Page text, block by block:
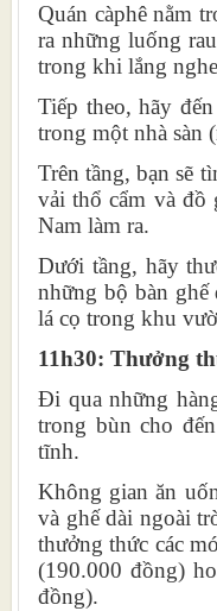
Quán càphê nằm
ra những luống
trong khi lắng
Tiếp theo, hãy
trong một nhà sàn
Trên tầng, bạn sẽ
vải thổ cẩm và đồ
Nam làm ra.
Dưới tầng, hãy
những bộ bàn
lá cọ trong khu
11h30: Thưởng
Đi qua những
trong bùn cho
tĩnh.
Không gian ăn
và ghế dài ngoài
thưởng thức các
(190.000 đồng)
đồng).